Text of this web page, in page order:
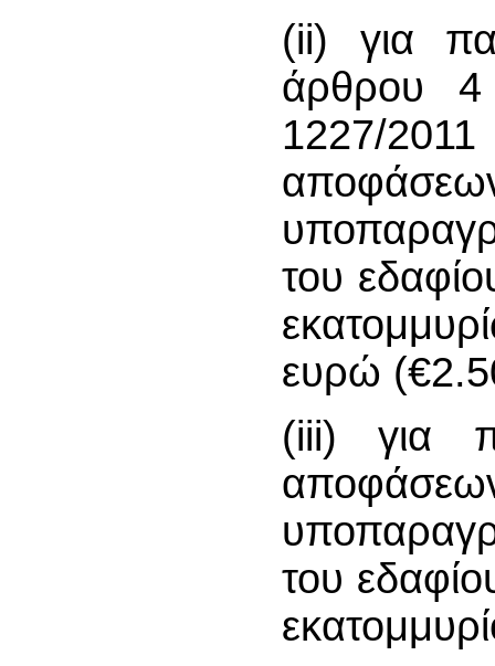
(ii) για
άρθρου 4
1227/
του
ευρώ
(iii) για
του